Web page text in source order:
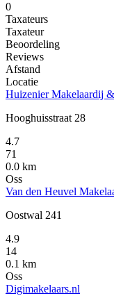
0
Taxateurs
Taxateur
Beoordeling
Reviews
Afstand
Locatie
Huizenier Makelaardij
Hooghuisstraat 28
4.7
71
0.0 km
Oss
Van den Heuvel
Oostwal 241
4.9
14
0.1 km
Oss
Digimakelaars.nl